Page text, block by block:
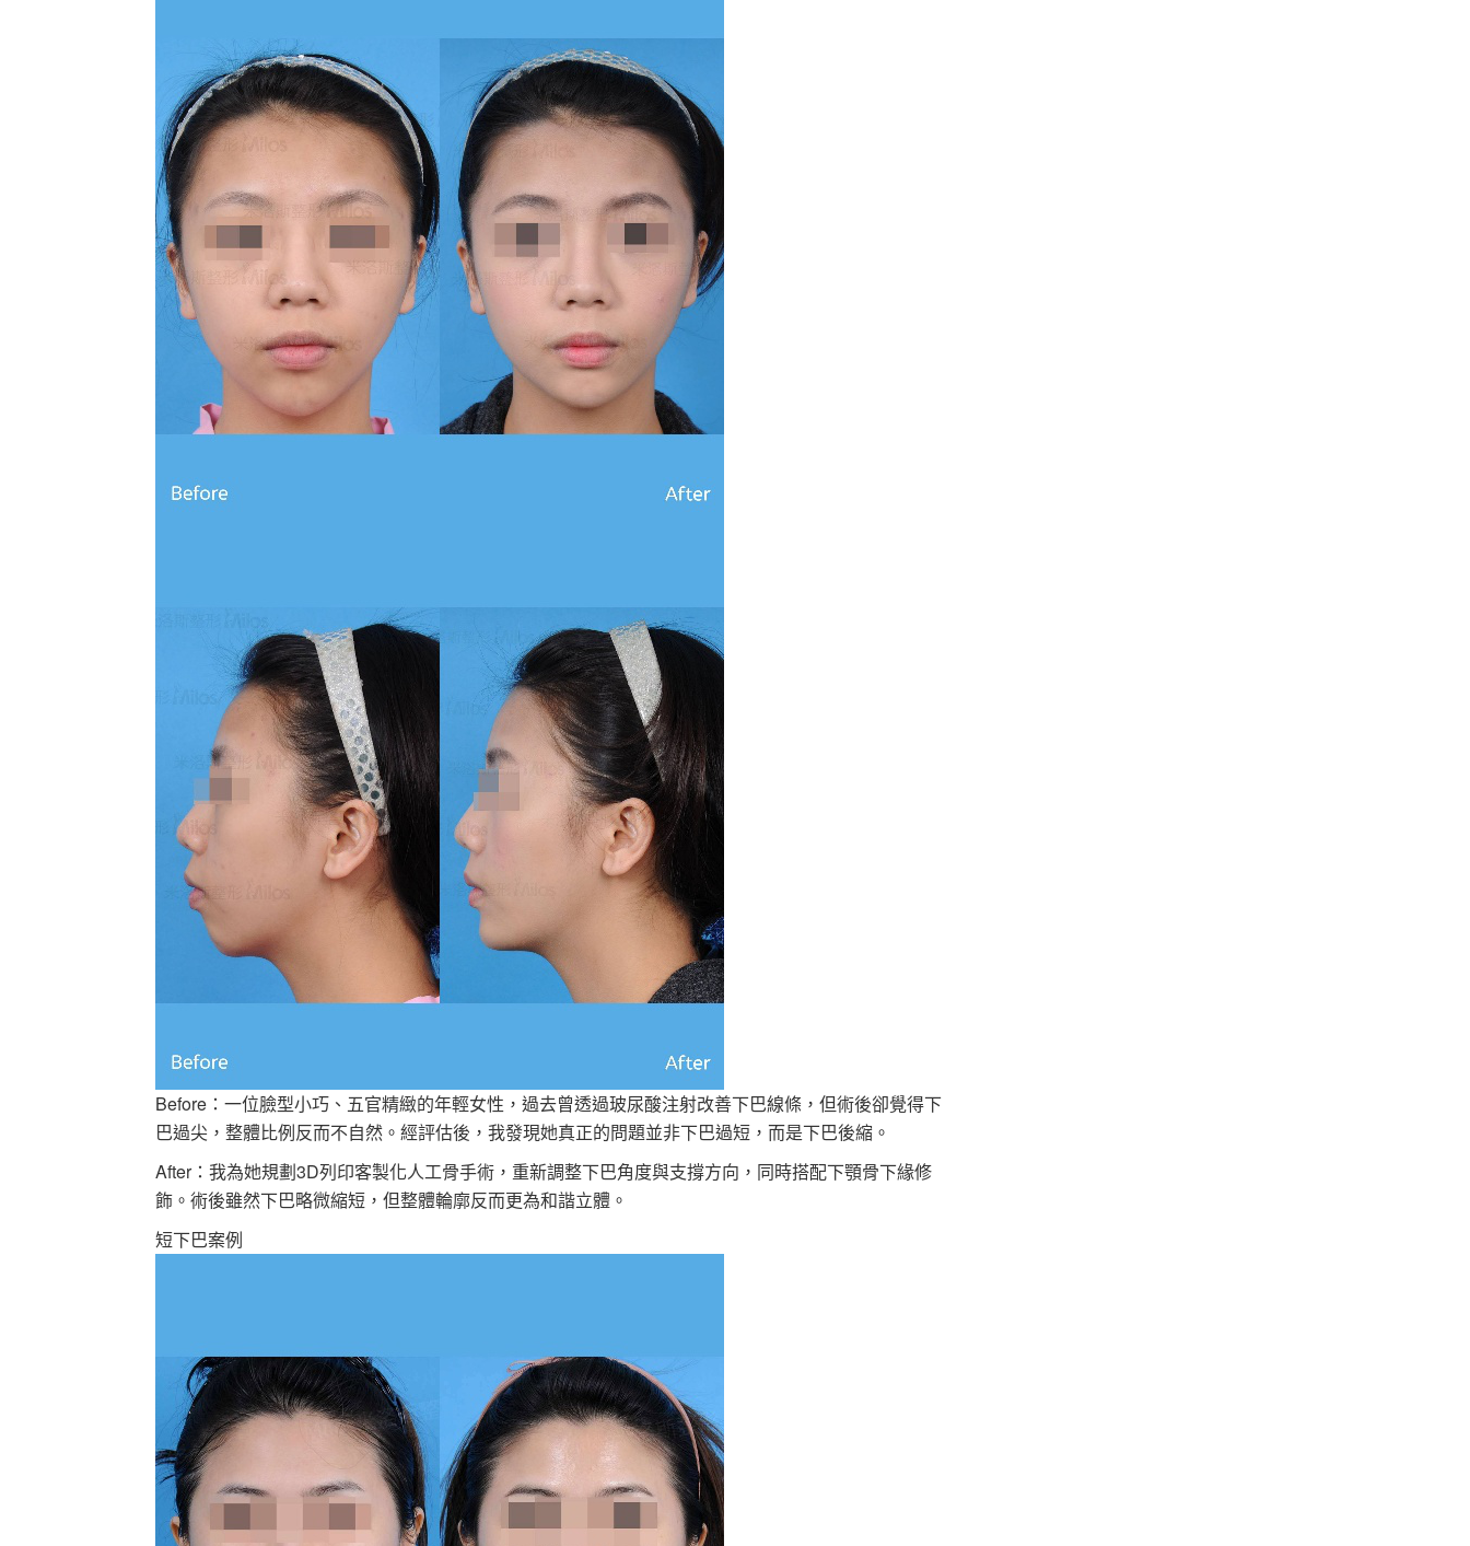
Before：一位臉型小巧、五官精緻的年輕女性，過去曾透過玻尿酸注射改善下巴線條，但術後卻覺得下
巴過尖，整體比例反而不自然。經評估後，我發現她真正的問題並非下巴過短，而是下巴後縮。
After：我為她規劃3D列印客製化人工骨手術，重新調整下巴角度與支撐方向，同時搭配下顎骨下緣修
飾。術後雖然下巴略微縮短，但整體輪廓反而更為和諧立體。
短下巴案例